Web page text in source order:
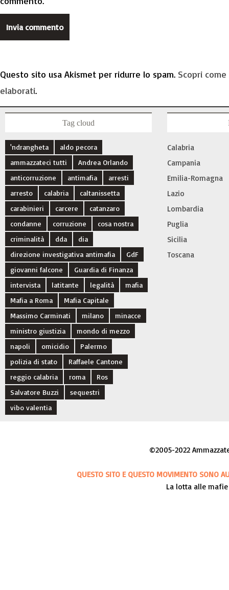
Questo sito usa Akismet per ridurre lo spam. Scopri
elaborati.
Tag cloud
'ndrangheta
aldo pecora
ammazzateci tutti
Andrea Orlando
anticorruzione
antimafia
arresti
arresto
calabria
caltanissetta
carabinieri
carcere
catanzaro
condanne
corruzione
cosa nostra
criminalità
dda
dia
direzione investigativa antimafia
GdF
giovanni falcone
Guardia di Finanza
intervista
latitante legalità
mafia
Mafia a Roma
Mafia Capitale
Massimo Carminati
milano
minacce
ministro giustizia
mondo di mezzo
napoli
omicidio
Palermo
polizia di stato
Raffaele Cantone
reggio calabria
roma
Ros
Salvatore Buzzi
sequestri
vibo valentia
Calabria
Campania
Emilia-Romagna
Lazio
Lombardia
Puglia
Sicilia
Toscana
©2005-2022
QUESTO SITO E QUESTO MOVIMENTO SONO
La lotta alle